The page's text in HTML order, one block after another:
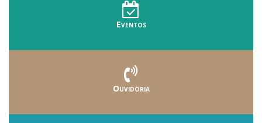
Eventos
Ouvidoria